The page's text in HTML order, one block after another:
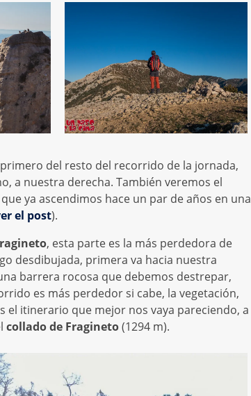
del resto del recorrido de la jornada,
a nuestra derecha. También veremos el
que ya ascendimos hace un par de años en una
el post).
, esta parte es la más perdedora de
desdibujada, primera va hacia nuestra
barrera rocosa que debemos destrepar,
es más perdedor si cabe, la vegetación,
el itinerario que mejor nos vaya pareciendo, a
collado de Fragineto(1294 m).